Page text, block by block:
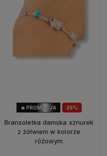
25%
🔥 PROMOCJA
Bransoletka damska sznurek
z żółwiem w kolorze
różowym